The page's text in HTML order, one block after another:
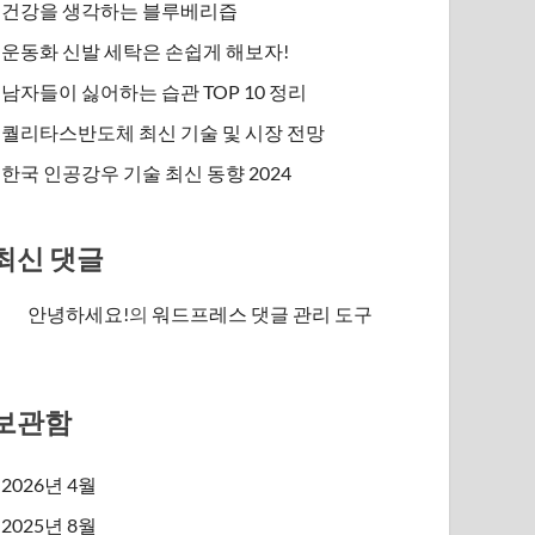
건강을 생각하는 블루베리즙
운동화 신발 세탁은 손쉽게 해보자!
남자들이 싫어하는 습관 TOP 10 정리
퀄리타스반도체 최신 기술 및 시장 전망
한국 인공강우 기술 최신 동향 2024
신 댓글
안녕하세요!의워드프레스 댓글 관리 도구
관함
2026년 4월
2025년 8월